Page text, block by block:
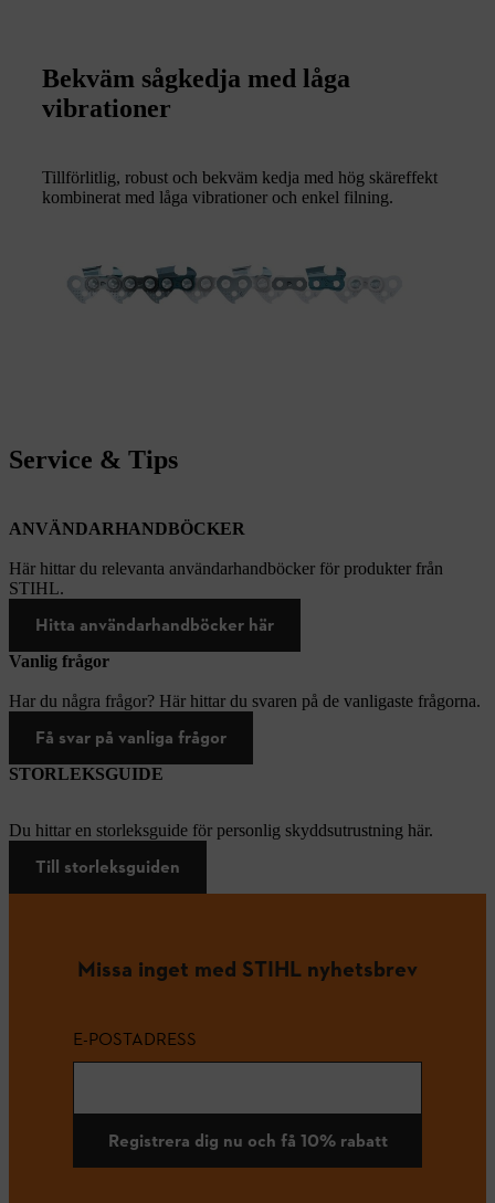
Bekväm sågkedja med låga
vibrationer
Tillförlitlig, robust och bekväm kedja med hög skäreffekt
kombinerat med låga vibrationer och enkel filning.
Service & Tips
ANVÄNDARHANDBÖCKER
Här hittar du relevanta användarhandböcker för produkter från
STIHL.
Hitta användarhandböcker här
Vanlig frågor
Har du några frågor? Här hittar du svaren på de vanligaste frågorna.
Få svar på vanliga frågor
STORLEKSGUIDE
Du hittar en storleksguide för personlig skyddsutrustning här.
Till storleksguiden
Missa inget med STIHL nyhetsbrev
E-POSTADRESS
Registrera dig nu och få 10% rabatt